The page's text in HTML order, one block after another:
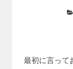
最初に言って